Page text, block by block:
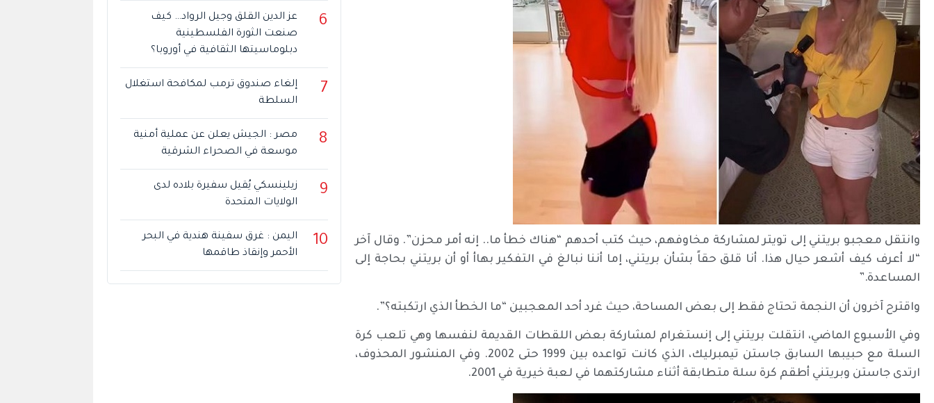
وانتقل معجبو بريتني إلى تويتر لمشاركة مخاوفهم، حيث كتب أحدهم “هناك خطأ ما.. إنه أمر محزن”. وقال آخر
“لا أعرف كيف أشعر حيال هذا. أنا قلق حقاً بشأن بريتني، إما أننا نبالغ في التفكير بهاأ أو أن بريتني بحاجة إلى
المساعدة.”
واقترح آخرون أن النجمة تحتاج فقط إلى بعض المساحة، حيث غرد أحد المعجبين “ما الخطأ الذي ارتكبته؟”.
وفي الأسبوع الماضي، انتقلت بريتني إلى إنستغرام لمشاركة بعض اللقطات القديمة لنفسها وهي تلعب كرة
السلة مع حبيبها السابق جاستن تيمبرليك، الذي كانت تواعده بين 1999 حتى 2002. وفي المنشور المحذوف،
ارتدى جاستن وبريتني أطقم كرة سلة متطابقة أثناء مشاركتهما في لعبة خيرية في 2001.
6
عز الدين القلق وجيل الرواد… كيف
صنعت الثورة الفلسطينية
دبلوماسيتها الثقافية في أوروبا؟
7
إلغاء صندوق ترمب لمكافحة استغلال
السلطة
8
مصر : الجيش يعلن عن عملية أمنية
موسعة في الصحراء الشرقية
9
زيلينسكي يُقيل سفيرة بلاده لدى
الولايات المتحدة
10
اليمن : غرق سفينة هندية في البحر
الأحمر وإنقاذ طاقمها